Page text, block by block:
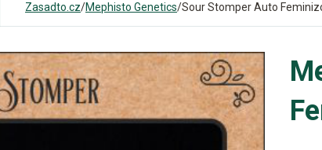
Zasadto.cz/Mephisto Genetics/Sour Stomper Auto